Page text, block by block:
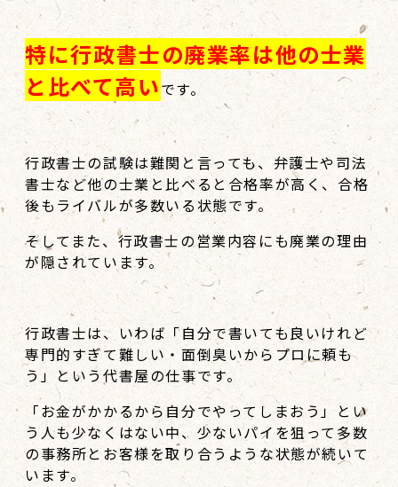
特に行政書士の廃業率は他の士業
と比べて高いです。
行政書士の試験は難関と言っても、弁護士や司法
書士など他の士業と比べると合格率が高く、合格
後もライバルが多数いる状態です。
そしてまた、行政書士の営業内容にも廃業の理由
が隠されています。
行政書士は、いわば「自分で書いても良いけれど
専門的すぎて難しい・面倒臭いからプロに頼も
う」という代書屋の仕事です。
「お金がかかるから自分でやってしまおう」とい
う人も少なくはない中、少ないパイを狙って多数
の事務所とお客様を取り合うような状態が続いて
います。